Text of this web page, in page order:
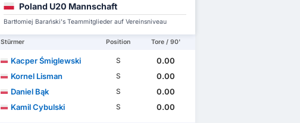
Poland U20 Mannschaft
Bartłomiej Barański's Teammitglieder auf Vereinsniveau
Stürmer Position Tore / 90'
Kacper Śmiglewski S
0.00
Kornel Lisman
S
0.00
Daniel Bąk
S
0.00
Kamil Cybulski
S 0.00